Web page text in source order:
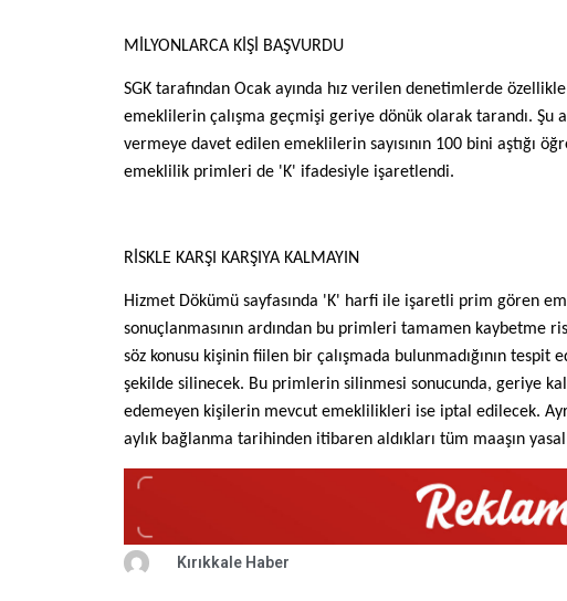
MİLYONLARCA KİŞİ BAŞVURDU
SGK tarafından Ocak ayında hız verilen denetimlerde
emeklilerin çalışma geçmişi geriye dönük olarak tarandı. Şu
vermeye davet edilen emeklilerin sayısının 100 bini aştığı
emeklilik primleri de 'K' ifadesiyle işaretlendi.
RİSKLE KARŞI KARŞIYA KALMAYIN
Hizmet Dökümü sayfasında 'K' harfi ile işaretli prim gören
sonuçlanmasının ardından bu primleri tamamen kaybetme
söz konusu kişinin fiilen bir çalışmada bulunmadığının
şekilde silinecek. Bu primlerin silinmesi sonucunda, geriye
edemeyen kişilerin mevcut emeklilikleri ise iptal edilecek.
aylık bağlanma tarihinden itibaren aldıkları tüm maaşın
Kırıkkale Haber